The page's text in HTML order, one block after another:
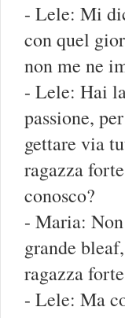
- Lele: Mi
con quel
non me ne
- Lele: Hai
passione,
gettare via
ragazza
conosco?
- Maria:
grande
ragazza
- Lele: Ma